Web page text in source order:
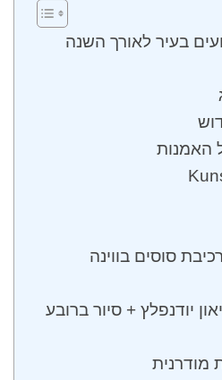
בעיר לאורך השנה
האמנות
סוסים בווינה
יודנפלץ + סיור ברובע
מודרנית